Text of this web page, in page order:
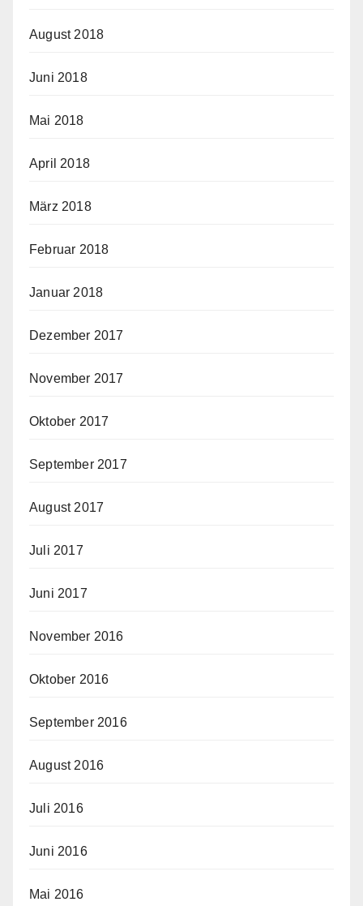
August 2018
Juni 2018
Mai 2018
April 2018
März 2018
Februar 2018
Januar 2018
Dezember 2017
November 2017
Oktober 2017
September 2017
August 2017
Juli 2017
Juni 2017
November 2016
Oktober 2016
September 2016
August 2016
Juli 2016
Juni 2016
Mai 2016